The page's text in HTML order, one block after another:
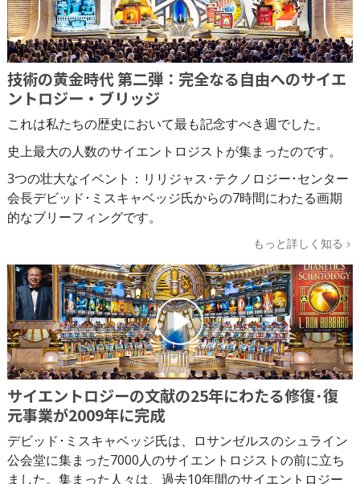
技術の黄金時代 第二弾：完全なる自由へのサイエ
ントロジー・ブリッジ
これは私たちの歴史において最も記念すべき週でした。
史上最大の人数のサイエントロジストが集まったのです。
3つの壮大なイベント：リリジャス･テクノロジー･センター
会長デビッド･ミスキャベッジ氏からの7時間にわたる画期
的なブリーフィングです。
もっと詳しく知る
サイエントロジーの文献の25年にわたる修復･復
元事業が2009年に完成
デビッド･ミスキャベッジ氏は、ロサンゼルスのシュライン
公会堂に集まった7000人のサイエントロジストの前に立ち
ました。集まった人々は、過去10年間のサイエントロジー